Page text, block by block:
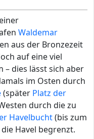
Waldemar
aus der Bronzezeit
auf eine viel
– dies lässt sich aber
im Osten durch
(später Platz der
durch die zu
Havelbucht(bis zum
Havel begrenzt.